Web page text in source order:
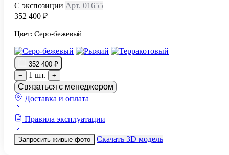
С экспозиции Арт. 01655
352 400 ₽
Цвет: Серо-бежевый
352 400 ₽
−
1 шт. +
Связаться с менеджером
Доставка и оплата
Правила эксплуатации
Запросить живые фото Скачать 3D модель